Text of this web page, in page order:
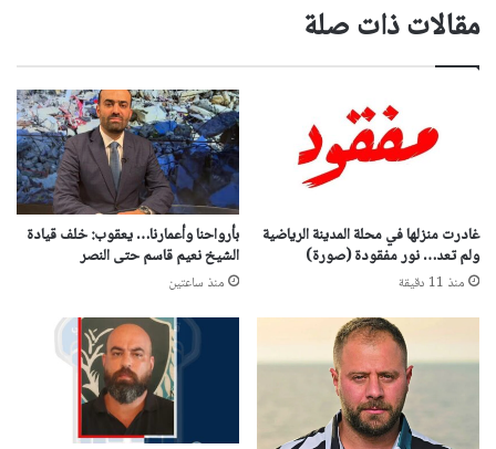
مقالات ذات صلة
غادرت منزلها في محلة المدينة الرياضية
ولم تعد… نور مفقودة (صورة)
منذ 11 دقيقة
بأرواحنا وأعمارنا… يعقوب: خلف قيادة
الشيخ نعيم قاسم حتى النصر
منذ ساعتين